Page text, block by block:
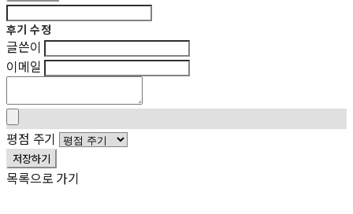
후기 수정
글쓴이
이메일
평점 주기
저장하기
목록으로 가기